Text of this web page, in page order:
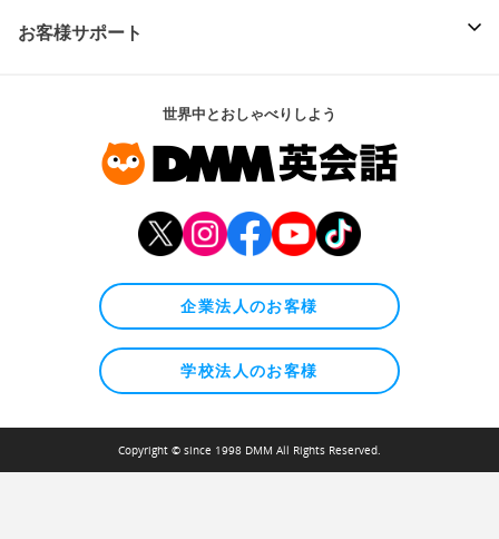
お客様サポート
世界中とおしゃべりしよう
企業法人のお客様
学校法人のお客様
Copyright © since 1998 DMM All Rights Reserved.